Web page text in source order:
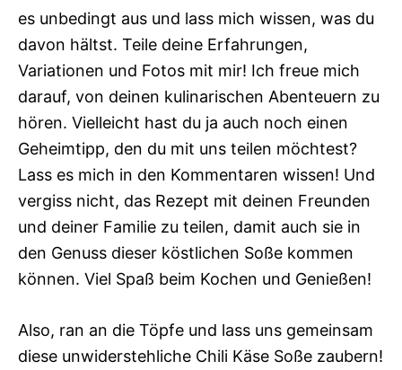
es unbedingt aus und lass mich wissen, was du
davon hältst. Teile deine Erfahrungen,
Variationen und Fotos mit mir! Ich freue mich
darauf, von deinen kulinarischen Abenteuern zu
hören. Vielleicht hast du ja auch noch einen
Geheimtipp, den du mit uns teilen möchtest?
Lass es mich in den Kommentaren wissen! Und
vergiss nicht, das Rezept mit deinen Freunden
und deiner Familie zu teilen, damit auch sie in
den Genuss dieser köstlichen Soße kommen
können. Viel Spaß beim Kochen und Genießen!
Also, ran an die Töpfe und lass uns gemeinsam
diese unwiderstehliche Chili Käse Soße zaubern!